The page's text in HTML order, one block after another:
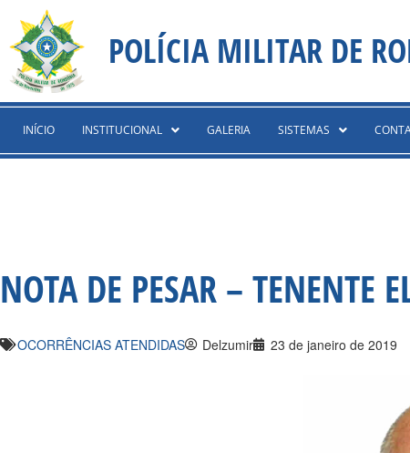
content
para
conteúdo
POLÍCIA MILITAR DE
INÍCIO INSTITUCIONAL GALERIA SISTEMAS
NOTA DE PESAR – TENENTE
OCORRÊNCIAS ATENDIDAS Delzumir 23 de janeiro de 2019